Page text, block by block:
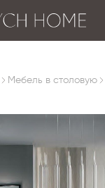
Мебель в столовую